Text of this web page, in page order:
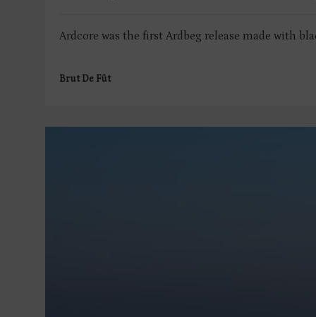
Ardcore was the first Ardbeg release made with
Brut De Fût